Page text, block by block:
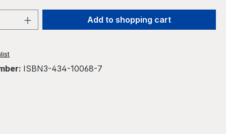
Quantity: Enter the desired amount
Add to shopping cart
ISBN3-434-10068-7